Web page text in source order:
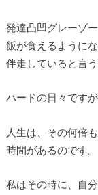
発達凸凹グレーゾ
飯が食えるように
伴走していると言
ハードの日々です
人生は、その何倍
時間があるのです。
私はその時に、自